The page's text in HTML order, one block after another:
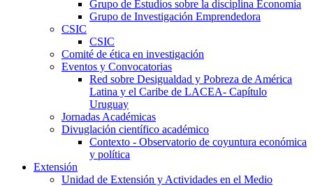
Grupo de Estudios sobre la disciplina Economía
Grupo de Investigación Emprendedora
CSIC
CSIC
Comité de ética en investigación
Eventos y Convocatorias
Red sobre Desigualdad y Pobreza de América
Latina y el Caribe de LACEA- Capítulo
Uruguay
Jornadas Académicas
Divuglación científico académico
Contexto - Observatorio de coyuntura económica
y política
Extensión
Unidad de Extensión y Actividades en el Medio